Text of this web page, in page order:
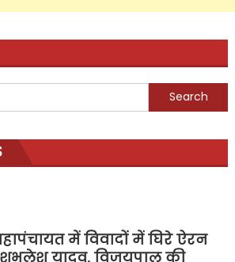
में विवादों में घिरे ऐरन
शुभलेश यादव, विजयपाल की